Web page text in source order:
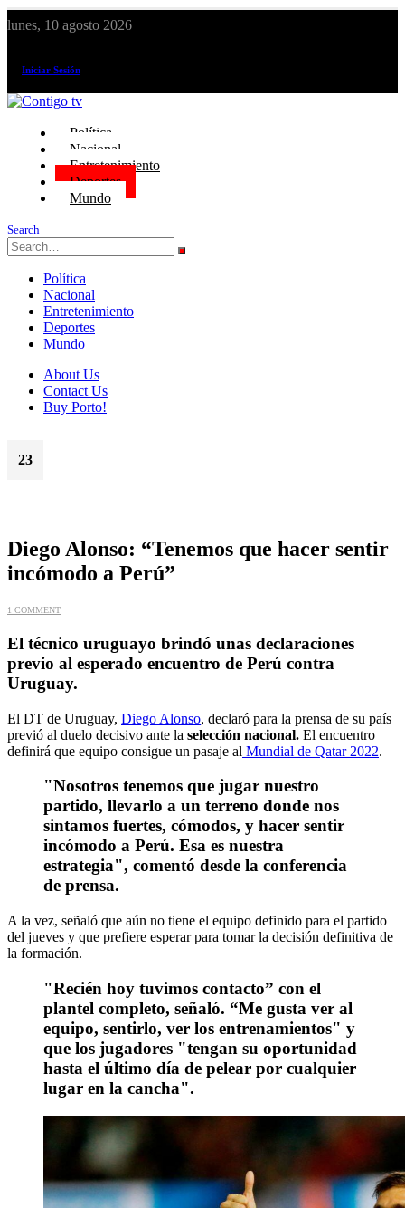
lunes, 10 agosto 2026
Iniciar Sesión
Política
Nacional
Entretenimiento
Deportes
Mundo
Search
Política
Nacional
Entretenimiento
Deportes
Mundo
About Us
Contact Us
Buy Porto!
23
Diego Alonso: “Tenemos que hacer sentir
incómodo a Perú”
1 COMMENT
El técnico uruguayo brindó unas declaraciones
previo al esperado encuentro de Perú contra
Uruguay.
El DT de Uruguay, Diego Alonso, declaró para la prensa de su país
previó al duelo decisivo ante la selección nacional. El encuentro
definirá que equipo consigue un pasaje al Mundial de Qatar 2022.
"Nosotros tenemos que jugar nuestro
partido, llevarlo a un terreno donde nos
sintamos fuertes, cómodos, y hacer sentir
incómodo a Perú. Esa es nuestra
estrategia", comentó desde la conferencia
de prensa.
A la vez, señaló que aún no tiene el equipo definido para el partido
del jueves y que prefiere esperar para tomar la decisión definitiva de
la formación.
"Recién hoy tuvimos contacto” con el
plantel completo, señaló. “Me gusta ver al
equipo, sentirlo, ver los entrenamientos" y
que los jugadores "tengan su oportunidad
hasta el último día de pelear por cualquier
lugar en la cancha".